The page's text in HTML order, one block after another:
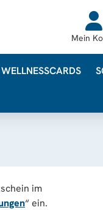
Mein
WELLNESSCARDS
im
“ ein.